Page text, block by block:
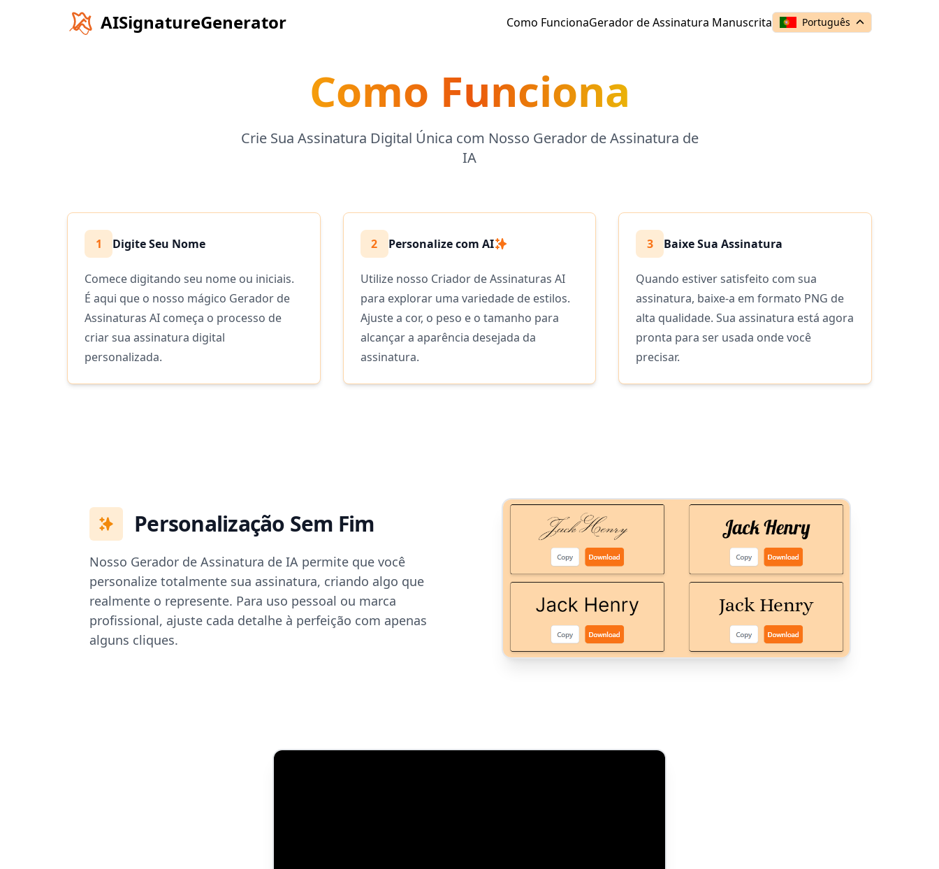
AISignatureGenerator Como FuncionaGerador de Assinatura Manuscrita Português
Como Funciona
Crie Sua Assinatura Digital Única com Nosso Gerador de Assinatura de
IA
1 Digite Seu Nome
Comece digitando seu nome ou iniciais.
É aqui que o nosso mágico Gerador de
Assinaturas AI começa o processo de
criar sua assinatura digital
personalizada.
2 Personalize com AI
Utilize nosso Criador de Assinaturas AI
para explorar uma variedade de estilos.
Ajuste a cor, o peso e o tamanho para
alcançar a aparência desejada da
assinatura.
3 Baixe Sua Assinatura
Quando estiver satisfeito com sua
assinatura, baixe-a em formato PNG de
alta qualidade. Sua assinatura está agora
pronta para ser usada onde você
precisar.
Personalização Sem Fim
Nosso Gerador de Assinatura de IA permite que você
personalize totalmente sua assinatura, criando algo que
realmente o represente. Para uso pessoal ou marca
profissional, ajuste cada detalhe à perfeição com apenas
alguns cliques.